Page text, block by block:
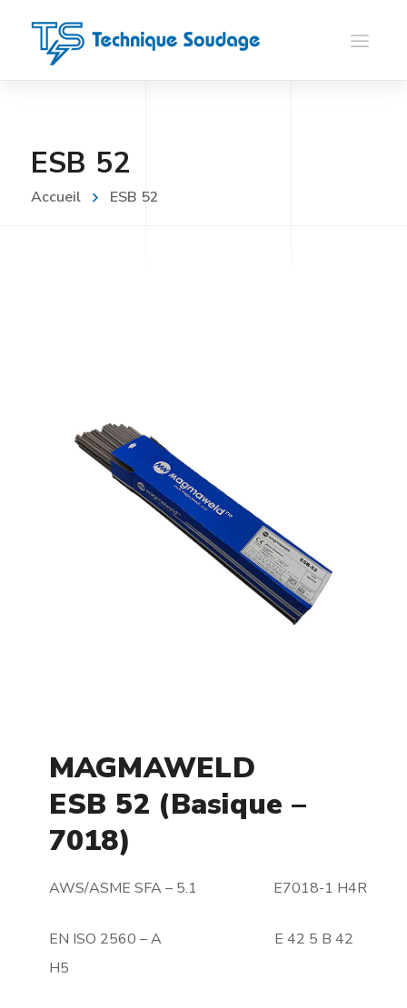
ESB 52
Accueil ESB 52
MAGMAWELD
ESB 52 (Basique –
7018)
AWS/ASME SFA – 5.1 E7018-1 H4R
EN ISO 2560 – A E 42 5 B 42
H5